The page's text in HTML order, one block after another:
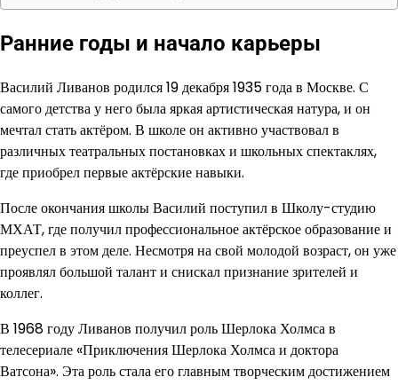
Ранние годы и начало карьеры
Василий Ливанов родился 19 декабря 1935 года в Москве. С
самого детства у него была яркая артистическая натура, и он
мечтал стать актёром. В школе он активно участвовал в
различных театральных постановках и школьных спектаклях,
где приобрел первые актёрские навыки.
После окончания школы Василий поступил в Школу-студию
МХАТ, где получил профессиональное актёрское образование и
преуспел в этом деле. Несмотря на свой молодой возраст, он уже
проявлял большой талант и снискал признание зрителей и
коллег.
В 1968 году Ливанов получил роль Шерлока Холмса в
телесериале «Приключения Шерлока Холмса и доктора
Ватсона». Эта роль стала его главным творческим достижением